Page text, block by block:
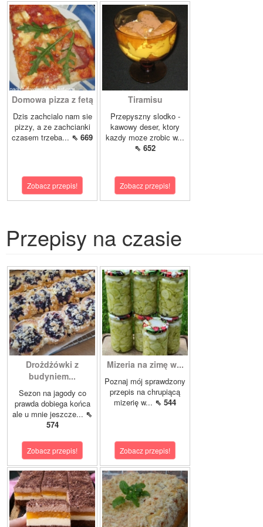
Domowa pizza z fetą
Dzis zachcialo nam sie
pizzy, a ze zachcianki
czasem trzeba... ⇖ 669
Zobacz przepis!
Tiramisu
Przepyszny slodko -
kawowy deser, ktory
kazdy moze zrobic w...
⇖ 652
Zobacz przepis!
Przepisy na czasie
Drożdżówki z
budyniem...
Sezon na jagody co
prawda dobiega końca
ale u mnie jeszcze... ⇖
574
Zobacz przepis!
Mizeria na zimę w...
Poznaj mój sprawdzony
przepis na chrupiącą
mizerię w... ⇖ 544
Zobacz przepis!